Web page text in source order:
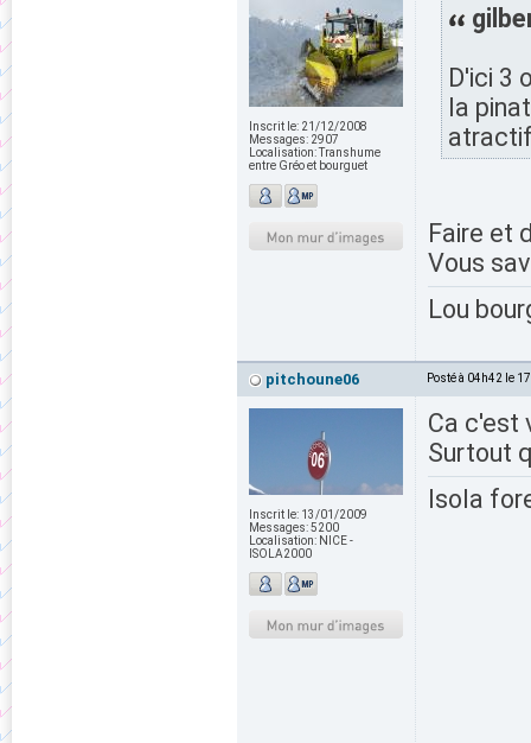
Inscrit le: 21/12/2008
Messages: 2907
Localisation:Transhume
entre Gréo et bourguet
D'ici 3
la
Faire et
Vous
Lou
pitchoune06 Posté à 04h42 le
Inscrit le: 13/01/2009
Messages:5200
Localisation: NICE -
ISOLA2000
Ca c'est
Surtout
Isola